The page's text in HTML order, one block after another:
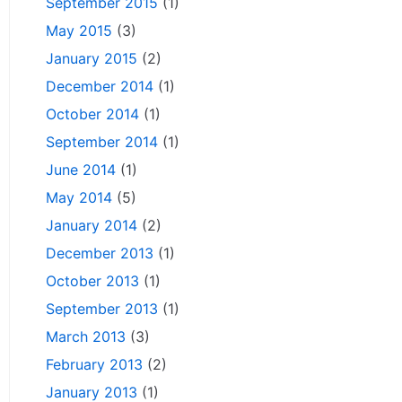
May 2015 (3)
January 2015 (2)
December 2014 (1)
October 2014 (1)
September 2014 (1)
June 2014 (1)
May 2014 (5)
January 2014 (2)
December 2013 (1)
October 2013 (1)
September 2013 (1)
March 2013 (3)
February 2013 (2)
January 2013 (1)